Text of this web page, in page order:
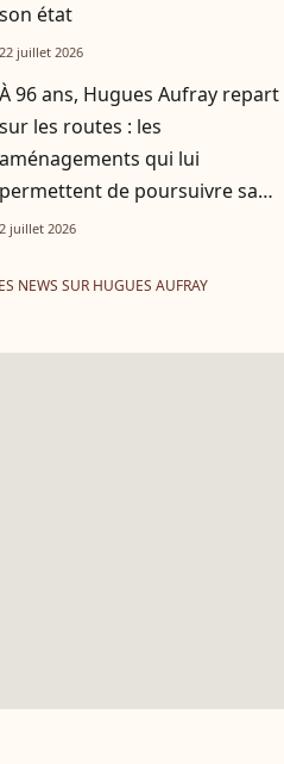
son état
22 juillet 2026
À 96 ans, Hugues Aufray repart
sur les routes : les
aménagements qui lui
permettent de poursuivre sa
tournée
2 juillet 2026
NEWS SUR HUGUES AUFRAY